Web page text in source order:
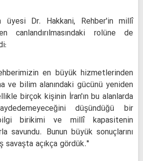
üyesi Dr. Hakkani, Rehber'in millî
canlandırılmasındaki rolüne de
en büyük hizmetlerinden
ve bilim alanındaki gücünü yeniden
birçok kişinin İran'ın bu alanlarda
düşündüğü bir
birikimi ve millî kapasitenin
savundu. Bunun büyük sonuçlarını
savaşta açıkça gördük."